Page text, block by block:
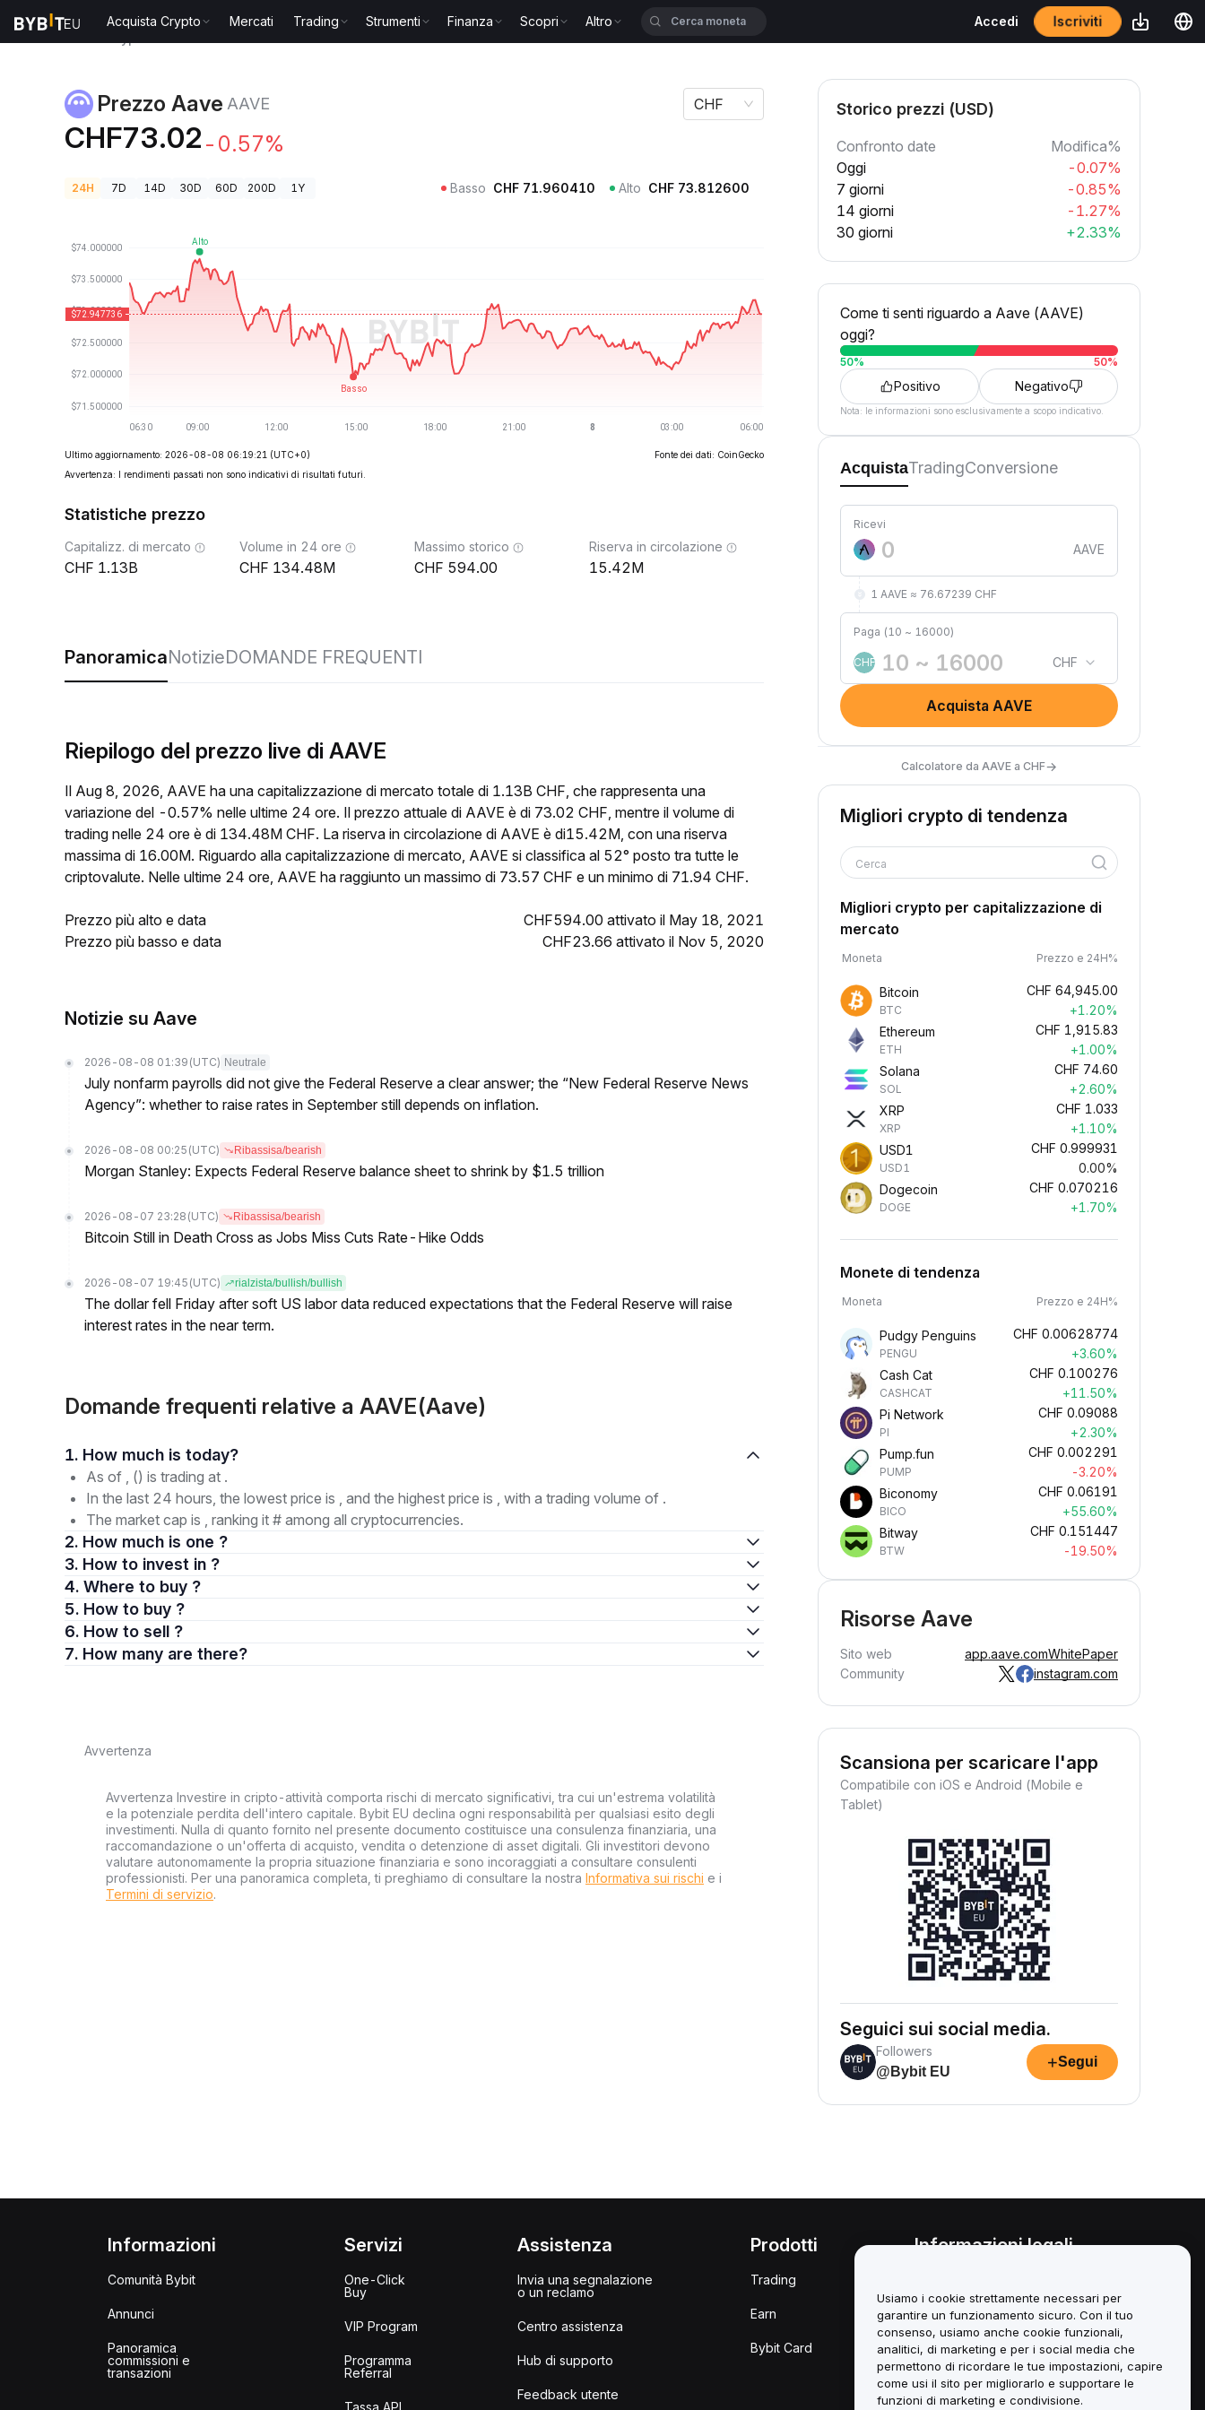
Acquista Crypto Mercati Trading Strumenti Finanza Scopri Altro Accedi Iscriviti
Prezzo Aave AAVE
CHF73.02 -0.57%
CHF
24H 7D 14D 30D 60D 200D 1Y Basso CHF 71.960410 Alto CHF 73.812600
Ultimo aggiornamento: 2026-08-08 06:19:21 (UTC+0)
Fonte dei dati: CoinGecko
Avvertenza: I rendimenti passati non sono indicativi di risultati futuri.
Statistiche prezzo
Capitalizz. di mercato
1.13B
Volume in 24 ore
134.48M
Massimo storico
594.00
Riserva in circolazione
15.42M
PanoramicaNotizieDOMANDE FREQUENTI
Riepilogo del prezzo live di AAVE
Il Aug 8, 2026, AAVE ha una capitalizzazione di mercato totale di 1.13B CHF, che rappresenta una
variazione del -0.57% nelle ultime 24 ore. Il prezzo attuale di AAVE è di 73.02 CHF, mentre il volume di
trading nelle 24 ore è di 134.48M CHF. La riserva in circolazione di AAVE è di15.42M, con una riserva
massima di 16.00M. Riguardo alla capitalizzazione di mercato, AAVE si classifica al 52° posto tra tutte le
criptovalute. Nelle ultime 24 ore, AAVE ha raggiunto un massimo di 73.57 CHF e un minimo di 71.94 CHF.
Prezzo più alto e data
CHF594.00 attivato il May 18, 2021
Prezzo più basso e data
CHF23.66 attivato il Nov 5, 2020
Notizie su Aave
2026-08-08 01:39 (UTC) Neutrale
July nonfarm payrolls did not give the Federal Reserve a clear answer; the “New Federal Reserve News
Agency”: whether to raise rates in September still depends on inflation.
2026-08-08 00:25 (UTC) Ribassisa/bearish
Morgan Stanley: Expects Federal Reserve balance sheet to shrink by $1.5 trillion
2026-08-07 23:28 (UTC) Ribassisa/bearish
Bitcoin Still in Death Cross as Jobs Miss Cuts Rate-Hike Odds
2026-08-07 19:45 (UTC) rialzista/bullish/bullish
The dollar fell Friday after soft US labor data reduced expectations that the Federal Reserve will raise
interest rates in the near term.
Domande frequenti relative a AAVE(Aave)
1. How much is today?
As of , () is trading at .
In the last 24 hours, the lowest price is , and the highest price is , with a trading volume of .
The market cap is , ranking it # among all cryptocurrencies.
2. How much is one ?
3. How to invest in ?
4. Where to buy ?
5. How to buy ?
6. How to sell ?
7. How many are there?
Avvertenza
Avvertenza Investire in cripto-attività comporta rischi di mercato significativi, tra cui un'estrema volatilità
e la potenziale perdita dell'intero capitale. Bybit EU declina ogni responsabilità per qualsiasi esito degli
investimenti. Nulla di quanto fornito nel presente documento costituisce una consulenza finanziaria, una
raccomandazione o un'offerta di acquisto, vendita o detenzione di asset digitali. Gli investitori devono
valutare autonomamente la propria situazione finanziaria e sono incoraggiati a consultare consulenti
professionisti. Per una panoramica completa, ti preghiamo di consultare la nostra Informativa sui rischi e i
Termini di servizio.
Storico prezzi (USD)
Confronto date
Modifica%
Oggi
-0.07%
7 giorni
-0.85%
14 giorni
-1.27%
30 giorni
+2.33%
Come ti senti riguardo a Aave (AAVE)
oggi?
50% 50%
Positivo Negativo
Nota: le informazioni sono esclusivamente a scopo indicativo.
AcquistaTradingConversione
Ricevi
AAVE
1 AAVE ≈ 76.67239 CHF
Paga (10 ~ 16000)
CHF CHF
Acquista AAVE
Calcolatore da AAVE a CHF→
Migliori crypto di tendenza
Cerca
Migliori crypto per capitalizzazione di
mercato
Moneta Prezzo e 24H%
Bitcoin
BTC
CHF 64,945.00
+1.20%
Ethereum
ETH
CHF 1,915.83
+1.00%
Solana
SOL
CHF 74.60
+2.60%
XRP
XRP
CHF 1.033
+1.10%
USD1
USD1
CHF 0.999931
0.00%
Dogecoin
DOGE
CHF 0.070216
+1.70%
Monete di tendenza
Moneta Prezzo e 24H%
Pudgy Penguins
PENGU
CHF 0.00628774
+3.60%
Cash Cat
CASHCAT
CHF 0.100276
+11.50%
Pi Network
PI
CHF 0.09088
+2.30%
Pump.fun
PUMP
CHF 0.002291
-3.20%
Biconomy
BICO
CHF 0.06191
+55.60%
Bitway
BTW
CHF 0.151447
-19.50%
Risorse Aave
Sito web app.aave.comWhitePaper
Community
instagram.com
Scansiona per scaricare l'app
Compatibile con iOS e Android (Mobile e
Tablet)
Seguici sui social media.
Followers
@Bybit EU
+Segui
Informazioni
Comunità Bybit
Annunci
Panoramica
commissioni e
transazioni
Servizi
One-Click
Buy
VIP Program
Programma
Referral
Tassa API
Assistenza
Invia una segnalazione
o un reclamo
Centro assistenza
Hub di supporto
Feedback utente
Prodotti
Trading
Earn
Bybit Card
Informazioni legali
Sintesi della *Custody and
Administration Policy*
Informazioni ESG
Libri bianchi degli asset Crypto
Usiamo i cookie strettamente necessari per
garantire un funzionamento sicuro. Con il tuo
consenso, usiamo anche cookie funzionali,
analitici, di marketing e per i social media che
permettono di ricordare le tue impostazioni, capire
come usi il sito per migliorarlo e supportare le
funzioni di marketing e condivisione.